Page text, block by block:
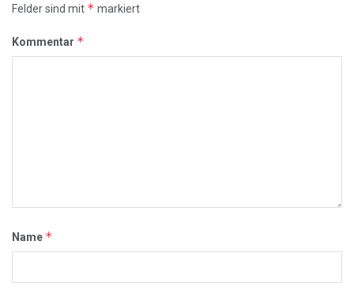
Felder sind mit * markiert
Kommentar *
Name *